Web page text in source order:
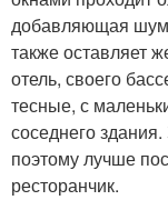
добавляющая
также оставляет
отель, своего
тесные, с
соседнего
поэтому лучше
ресторанчик.